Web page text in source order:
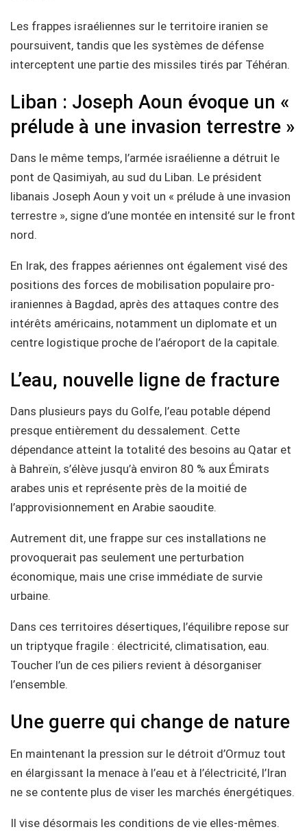
Les frappes israéliennes sur le territoire iranien se
poursuivent, tandis que les systèmes de défense
interceptent une partie des missiles tirés par Téhéran.
Liban : Joseph Aoun évoque un «
prélude à une invasion terrestre »
Dans le même temps, l’armée israélienne a détruit le
pont de Qasimiyah, au sud du Liban. Le président
libanais Joseph Aoun y voit un « prélude à une invasion
terrestre », signe d’une montée en intensité sur le front
nord.
En Irak, des frappes aériennes ont également visé des
positions des forces de mobilisation populaire pro-
iraniennes à Bagdad, après des attaques contre des
intérêts américains, notamment un diplomate et un
centre logistique proche de l’aéroport de la capitale.
L’eau, nouvelle ligne de fracture
Dans plusieurs pays du Golfe, l’eau potable dépend
presque entièrement du dessalement. Cette
dépendance atteint la totalité des besoins au Qatar et
à Bahreïn, s’élève jusqu’à environ 80 % aux Émirats
arabes unis et représente près de la moitié de
l’approvisionnement en Arabie saoudite.
Autrement dit, une frappe sur ces installations ne
provoquerait pas seulement une perturbation
économique, mais une crise immédiate de survie
urbaine.
Dans ces territoires désertiques, l’équilibre repose sur
un triptyque fragile : électricité, climatisation, eau.
Toucher l’un de ces piliers revient à désorganiser
l’ensemble.
Une guerre qui change de nature
En maintenant la pression sur le détroit d’Ormuz tout
en élargissant la menace à l’eau et à l’électricité, l’Iran
ne se contente plus de viser les marchés énergétiques.
Il vise désormais les conditions de vie elles-mêmes.